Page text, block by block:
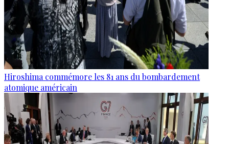
Hiroshima commémore les 81 ans du bombardement
atomique américain